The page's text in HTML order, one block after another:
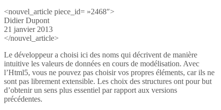
<nouvel_article piece_id= »2468″>
Didier Dupont
21 janvier 2013
</nouvel_article>
Le développeur a choisi ici des noms qui décrivent de manière
intuitive les valeurs de données en cours de modélisation. Avec
l’Html5, vous ne pouvez pas choisir vos propres éléments, car ils ne
sont pas librement extensible. Les choix des structures ont pour but
d’obtenir un sens plus essentiel par rapport aux versions
précédentes.